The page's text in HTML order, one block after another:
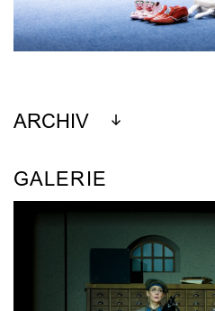
ARCHIV
GALERIE